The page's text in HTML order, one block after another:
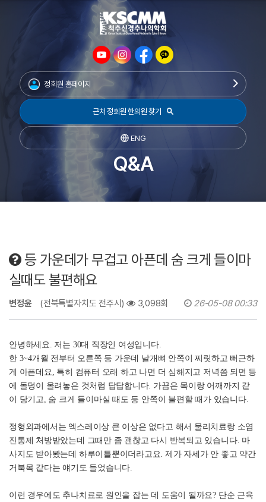
정회원 홈페이지
근처 정회원 한의원 찾기
ENG
Q&A
등 가운데가 무겁고 아픈데 숨 크게 들이마
실때도 불편해요
변정윤 (전북특별자치도 전주시) 3,098회 26-05-08 00:33
안녕하세요. 저는 30대 직장인 여성입니다.
한 3~4개월 전부터 오른쪽 등 가운데 날개뼈 안쪽이 찌릿하고 뻐근하
게 아픈데요, 특히 컴퓨터 오래 하고 나면 더 심해지고 저녁쯤 되면 등
에 돌덩이 올려놓은 것처럼 답답합니다. 가끔은 목이랑 어깨까지 같
이 당기고, 숨 크게 들이마실 때도 등 안쪽이 불편할 때가 있습니다.
정형외과에서는 엑스레이상 큰 이상은 없다고 해서 물리치료랑 소염
진통제 처방받았는데 그때만 좀 괜찮고 다시 반복되고 있습니다. 마
사지도 받아봤는데 하루이틀뿐이더라고요. 제가 자세가 안 좋고 약간
거북목 같다는 얘기도 들었습니다.
이런 경우에도 추나치료로 원인을 잡는 데 도움이 될까요? 단순 근육